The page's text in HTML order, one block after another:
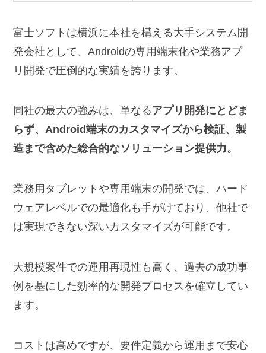
富士ソフトは横浜に本社を構える大手システム開
発会社として、Androidの専用端末化や業務アプ
リ開発で圧倒的な実績を誇ります。
同社の最大の強みは、単なるアプリ開発にとどま
らず、Android端末のカスタマイズから検証、製
造まで含めた総合的なソリューション提供力。
業務用タブレットや専用端末の開発では、ハード
ウェアレベルでの最適化も手がけており、他社で
は実現できない深いカスタマイズが可能です。
大規模案件での運用再現性も高く、過去の成功事
例を基にした効率的な開発プロセスを確立してい
ます。
コストは高めですが、要件定義から運用まで安心